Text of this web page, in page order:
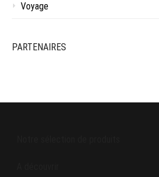
Voyage
PARTENAIRES